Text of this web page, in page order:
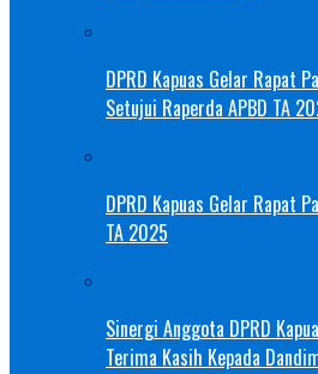
DPRD Kapuas Gelar Rapat
Setujui Raperda APBD TA
DPRD Kapuas Gelar Rapat
TA 2025
Sinergi Anggota DPRD
Terima Kasih Kepada